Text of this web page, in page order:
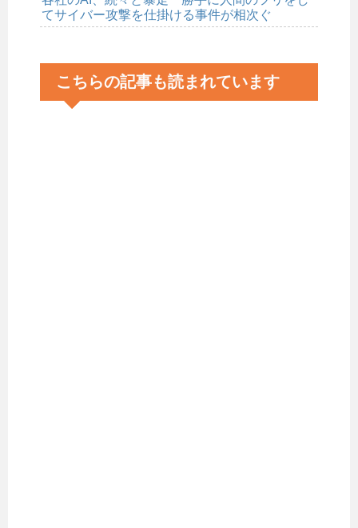
てサイバー攻撃を仕掛ける事件が相次ぐ
こちらの記事も読まれています